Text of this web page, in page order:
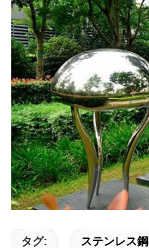
タグ: ステンレス